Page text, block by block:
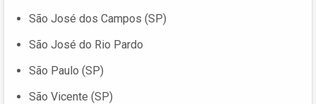
São José dos Campos (SP)
São José do Rio Pardo
São Paulo (SP)
São Vicente (SP)